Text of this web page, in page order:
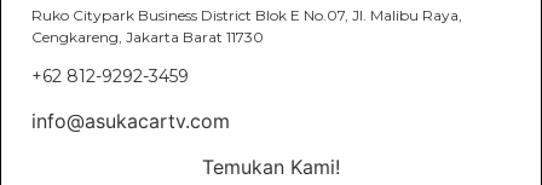
Ruko Citypark Business District Blok E No.07, Jl. Malibu Raya,
Cengkareng, Jakarta Barat 11730
+62 812-9292-3459
info@asukacartv.com
Temukan Kami!